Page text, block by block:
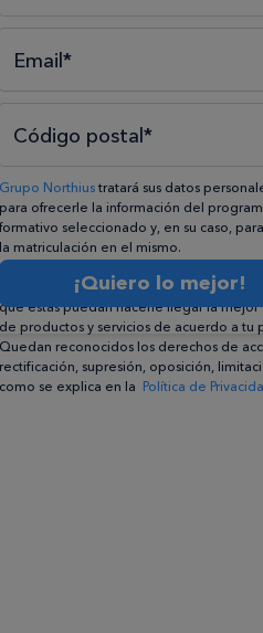
Email*
Código postal*
Grupo Northiustratará sus datos
para ofrecerle la información del
formativo seleccionado y, en su caso,
la matriculación en el mismo.
Compartiremos su solicitud con las
conforman elGrupo Northius, con el
que éstas puedan hacerle llegar la mejor
de productos y servicios de acuerdo a tu
Quedan reconocidos los derechos de
rectificación, supresión, oposición,
como se explica en la Política de
¡Quiero lo mejor!